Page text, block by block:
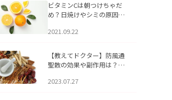
ビタミンCは朝つけちゃだ
め？日焼けやシミの原因に
2021.09.22
【教えてドクター】防風通
聖散の効果や副作用は？長
2023.07.27